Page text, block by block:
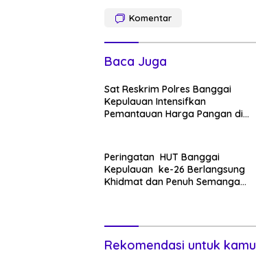
Komentar
Baca Juga
Sat Reskrim Polres Banggai
Kepulauan Intensifkan
Pemantauan Harga Pangan di
Peringatan HUT Banggai
Kepulauan ke-26 Berlangsung
Khidmat dan Penuh Semangat
Rekomendasi untuk kamu